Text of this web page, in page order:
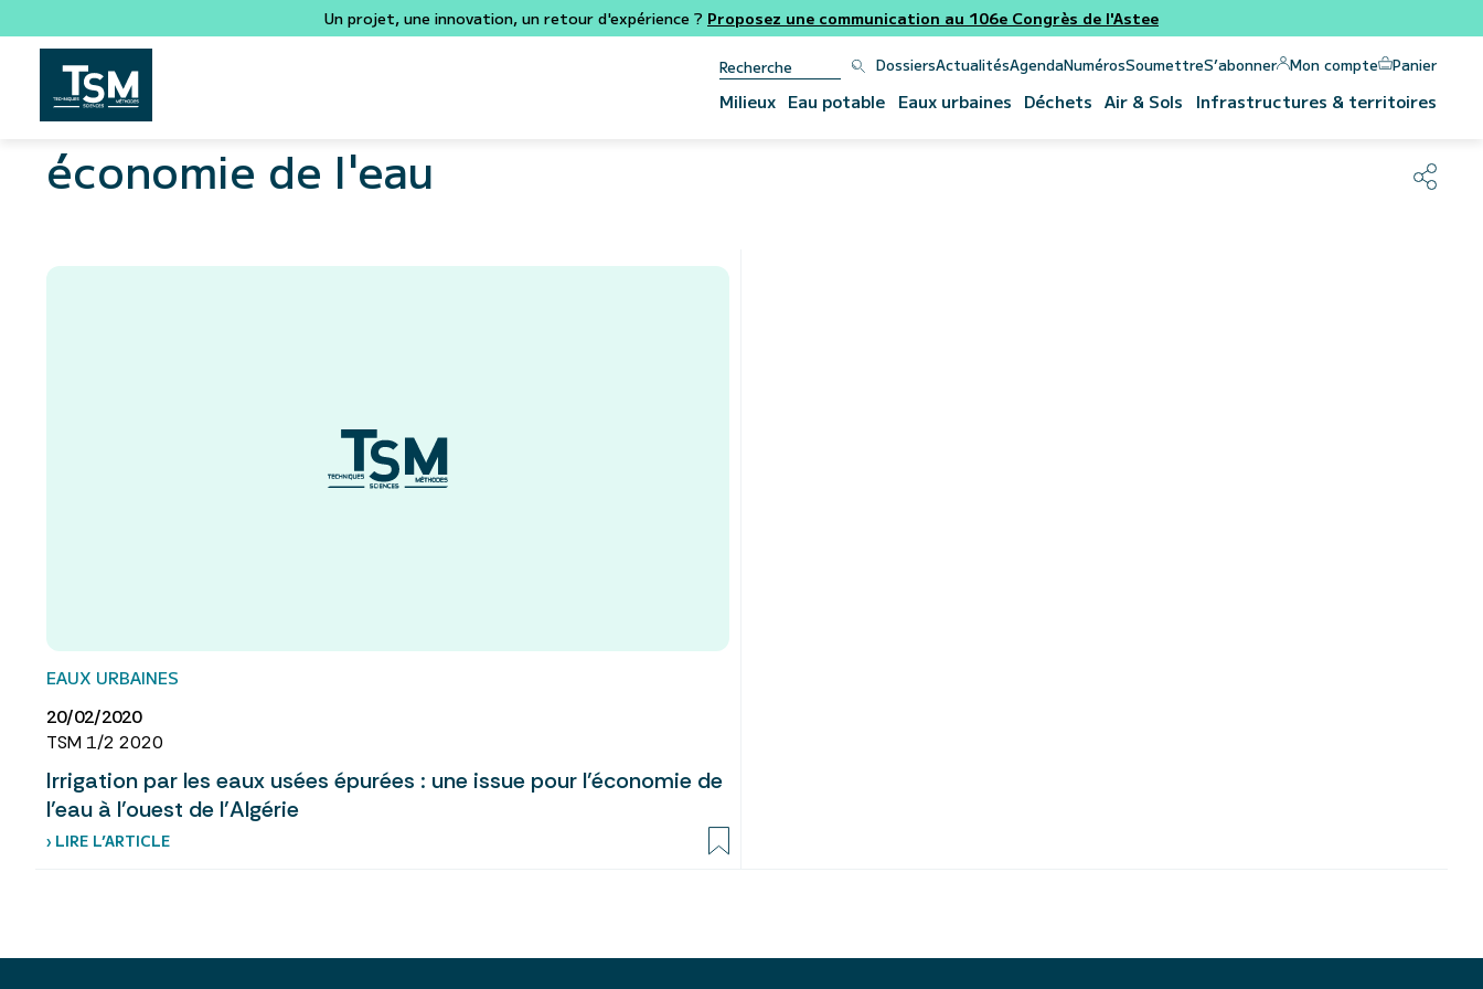
Un projet, une innovation, un retour d'expérience ? Proposez une communication au 106e Congrès de l'Astee
DossiersActualitésAgendaNumérosSoumettreS’abonner Mon compte Panier
Milieux Eau potable Eaux urbaines Déchets Air & Sols Infrastructures & territoires
économie de l'eau
EAUX URBAINES
20/02/2020
TSM 1/2 2020
Irrigation par les eaux usées épurées : une issue pour l’économie de
l’eau à l’ouest de l’Algérie
› LIRE L’ARTICLE